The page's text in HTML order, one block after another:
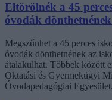
Eltörölnék a 45
óvodák
Megszűnhet a 45 perces
óvodák dönthetnének az
átalakulhat. Többek között
Oktatási és Gyermekügyi
Óvodapedagógiai Egyesület.